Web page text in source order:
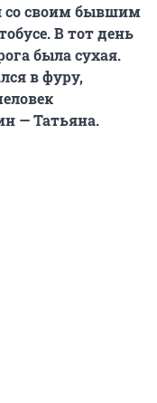
со своим бывшим
В тот день
была сухая.
в фуру,
— Татьяна.